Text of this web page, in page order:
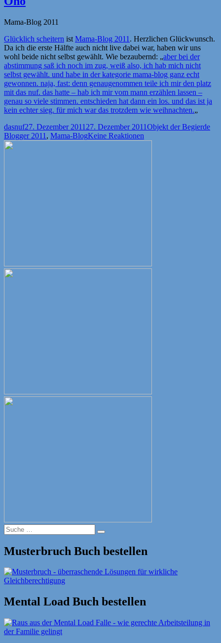
Mama-Blog 2011
Glücklich scheitern ist Mama-Blog 2011 . Herzlichen Glückwunsch.
Da ich die erste Hälfte auch nicht live dabei war, haben wir uns
wohl beide nicht selbst gewählt. Wie bezaubernd: „aber bei der
abstimmung saß ich noch im zug, weiß also, ich hab mich nicht
selbst gewählt. und habe in der kategorie mama-blog ganz echt
gewonnen. naja, fast: denn genaugenommen teile ich mir den platz
mit das nuf. das hatte – hab ich mir vom mann erzählen lassen –
genau so viele stimmen. entschieden hat dann ein los. und das ist ja
kein echter sieg. für mich war das trotzdem wie weihnachten.„
Autor
dasnufVeröffentlicht
am
27. Dezember 2011 27. Dezember 2011Kategorien
Objekt der Begierde
Blogger 2011 , Mama-BlogKeine Reaktionen
Suche
nach:
Suche
Musterbruch Buch bestellen
Mental Load Buch bestellen